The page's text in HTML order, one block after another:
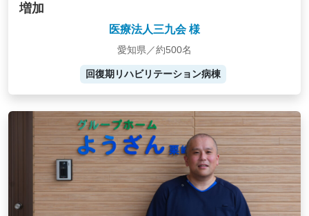
増加
医療法人三九会 様
愛知県／約500名
回復期リハビリテーション病棟